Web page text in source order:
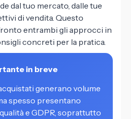
dal tuo mercato, dalle tue
di vendita. Questo
entrambi gli approcci in
concreti per la pratica.
in breve
generano volume
spesso presentano
e GDPR, soprattutto